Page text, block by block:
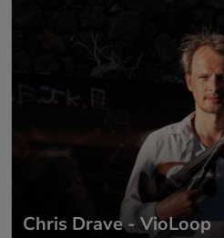
Chris Drave - VioLoop